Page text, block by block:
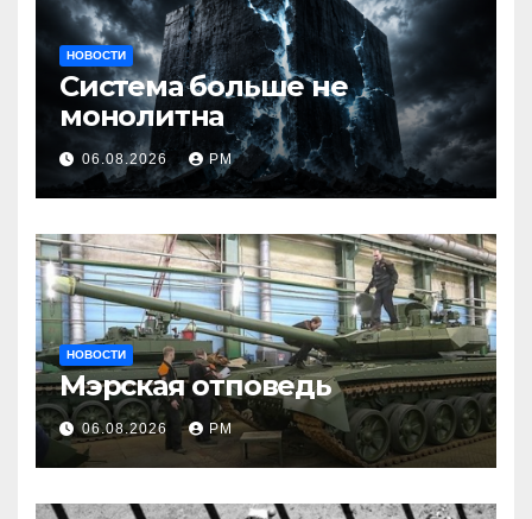
НОВОСТИ
Система больше не
монолитна
06.08.2026 РМ
НОВОСТИ
Мэрская отповедь
06.08.2026 РМ